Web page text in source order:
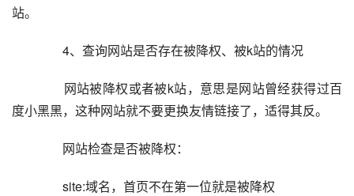
站。
  	  4、查询网站是否存在被降权、被k站的情况
度小黑黑，这种网站就不要更换友情链接了，适得其反。
  	  网站检查是否被降权：
  	  site:域名，首页不在第一位就是被降权